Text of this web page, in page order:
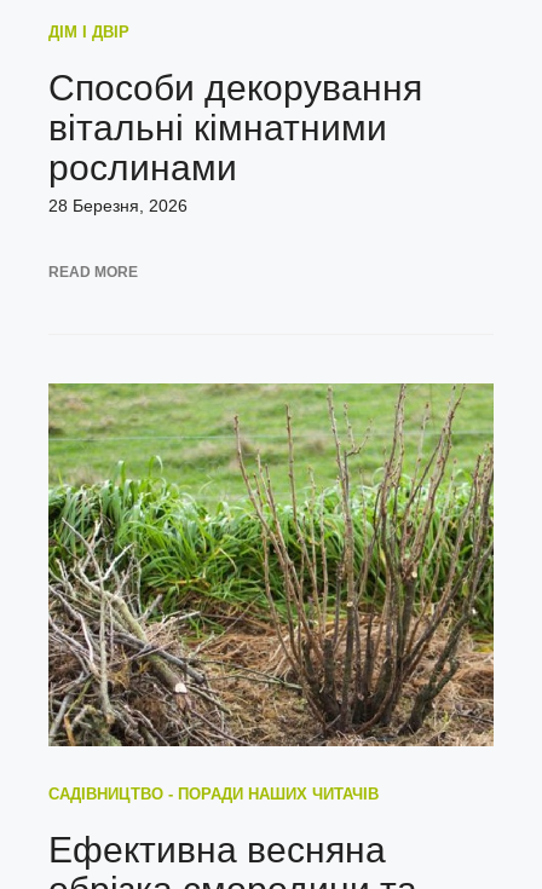
ДІМ І ДВІР
Способи декорування
вітальні кімнатними
рослинами
28 Березня, 2026
READ MORE
САДІВНИЦТВО - ПОРАДИ НАШИХ ЧИТАЧІВ
Ефективна весняна